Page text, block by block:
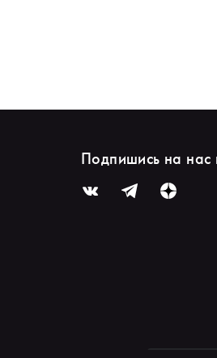
Подпишись на нас